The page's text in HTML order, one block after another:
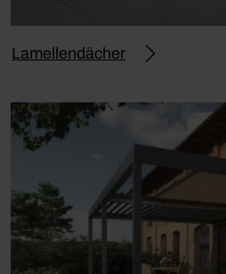
Lamellendächer